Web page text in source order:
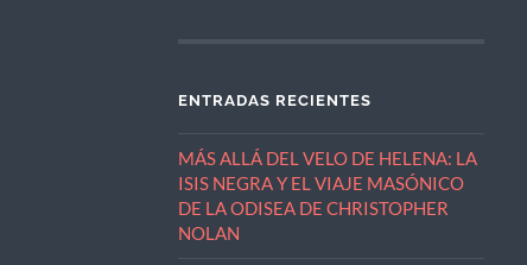
ENTRADAS RECIENTES
MÁS ALLÁ DEL VELO DE HELENA: LA
ISIS NEGRA Y EL VIAJE MASÓNICO
DE LA ODISEA DE CHRISTOPHER
NOLAN